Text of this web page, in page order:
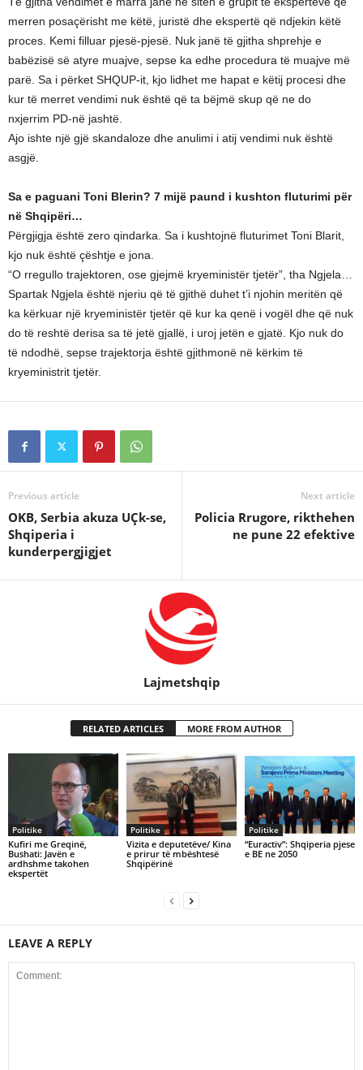
merren posaçërisht me këtë, juristë dhe ekspertë që ndjekin këtë
proces. Kemi filluar pjesë-pjesë. Nuk janë të gjitha shprehje e
babëzisë së atyre muajve, sepse ka edhe procedura të muajve më
parë. Sa i përket SHQUP-it, kjo lidhet me hapat e këtij procesi dhe
kur të merret vendimi nuk është që ta bëjmë skup që ne do
nxjerrim PD-në jashtë.
Ajo ishte një gjë skandaloze dhe anulimi i atij vendimi nuk është
asgjë.
Sa e paguani Toni Blerin? 7 mijë paund i kushton fluturimi për
në Shqipëri…
Përgjigja është zero qindarka. Sa i kushtojnë fluturimet Toni Blarit,
kjo nuk është çështje e jona.
“O rregullo trajektoren, ose gjejmë kryeministër tjetër”, tha Ngjela…
Spartak Ngjela është njeriu që të gjithë duhet t’i njohin meritën që
ka kërkuar një kryeministër tjetër që kur ka qenë i vogël dhe që nuk
do të reshtë derisa sa të jetë gjallë, i uroj jetën e gjatë. Kjo nuk do
të ndodhë, sepse trajektorja është gjithmonë në kërkim të
kryeministrit tjetër.
Previous article
OKB, Serbia akuza UÇk-se,
Shqiperia i
kunderpergjigjet
Next article
Policia Rrugore, rikthehen
ne pune 22 efektive
Lajmetshqip
RELATED ARTICLES MORE FROM AUTHOR
Politike
Kufiri me Greqinë,
Bushati: Javën e
ardhshme takohen
ekspertët
Politike
Vizita e deputetëve/ Kina
e prirur të mbështesë
Shqipërinë
Politike
“Euractiv”: Shqiperia pjese
e BE ne 2050
LEAVE A REPLY